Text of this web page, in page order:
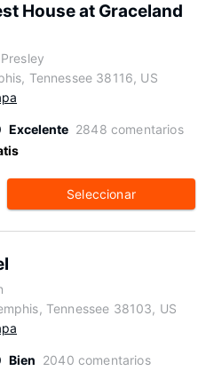
House at Graceland
Tennessee 38116, US
Excelente 2848 comentarios
Seleccionar
Tennessee 38103, US
Bien 2040 comentarios